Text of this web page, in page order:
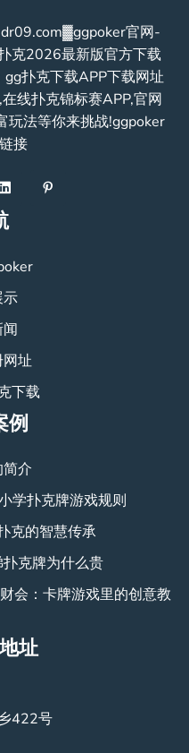
官网-
克2026最新版官方下载
扑克下载APP下载网址
线扑克锦标赛APP,官网
玩法等你来挑战!ggpoker
接
示
址
下载
例
介
学扑克牌游戏规则
克的智慧传承
克牌为什么贵
会：卡牌游戏里的创意教
址
422号